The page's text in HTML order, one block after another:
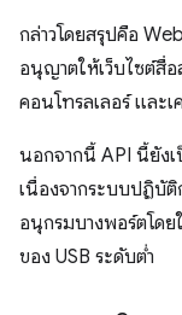
กล่าวโดยสรุปคือ
อนุญาตให้เว็บไซต์สื่
คอนโทรลเลอร์ และ
นอกจากนี้ API นี้ยัง
เนื่องจากระบบปฏิบั
อนุกรมบางพอร์ตโด
ของ USB ระดับต่ำ